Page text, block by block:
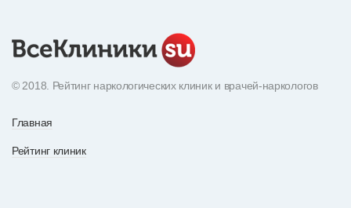
© 2018. Рейтинг наркологических клиник и врачей-наркологов
Главная
Рейтинг клиник